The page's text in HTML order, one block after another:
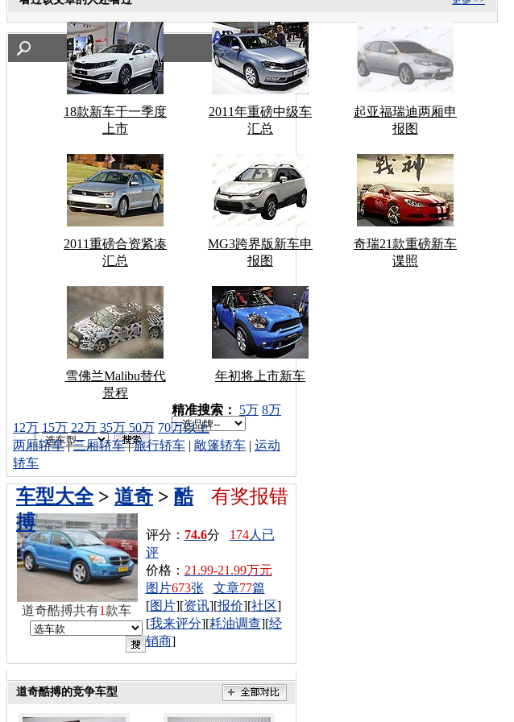
18款新车于一季度
上市
2011年重磅中级车
汇总
起亚福瑞迪两厢申
报图
2011重磅合资紧凑
汇总
MG3跨界版新车申
报图
奇瑞21款重磅新车
谍照
雪佛兰Malibu替代
景程
年初将上市新车
车型搜索：
精准搜索： 5万 8万
12万 15万 22万 35万 50万 70万以上
两厢轿车|三厢轿车|旅行轿车 | 敞篷轿车 | 运动
轿车
有奖报错
车型大全> 道奇 > 酷
搏
评分： 74.6分 174人已
评
价格： 21.99-21.99万元
图片673张 文章77篇
[图片][资讯][报价][社区]
[我来评分][耗油调查][经
销商]
道奇酷搏共有1款车
道奇酷搏的竞争车型